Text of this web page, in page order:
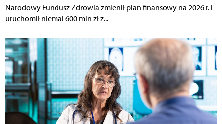
Narodowy Fundusz Zdrowia zmienił plan finansowy na 2026 r. i
uruchomił niemal 600 mln zł z...